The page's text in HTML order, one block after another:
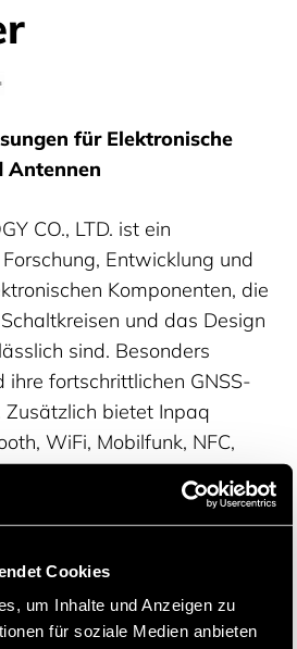
Cookies
um Inhalte und Anzeigen zu
für soziale Medien anbieten
für Elektronische
Antennen
CO., LTD. ist ein
Entwicklung und
Komponenten, die
und das Design
sind. Besonders
ihre fortschrittlichen GNSS-
Zusätzlich bietet Inpaq
WiFi, Mobilfunk, NFC,
und Wireless
Expertise in Patch- und
ihre Fähigkeit,
Antennenlösungen für
zu liefern.